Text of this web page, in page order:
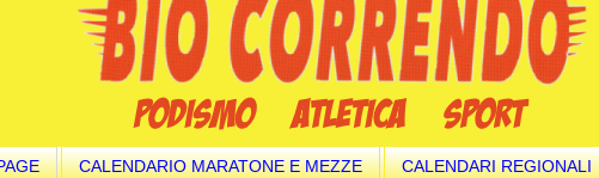
CALENDARIO MARATONE E MEZZE CALENDARI REGIONALI